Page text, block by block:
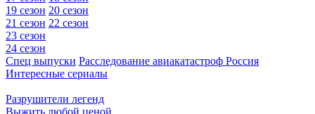
19 сезон 20 сезон
21 сезон 22 сезон
23 сезон
24 сезон
Спец выпуски Расследование авиакатастроф Россия
Интересные сериалы
Разрушители легенд
Выжить любой ценой